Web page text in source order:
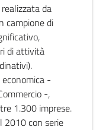
da
campione di
di attività
-
-,
1.300 imprese.
2010 con serie